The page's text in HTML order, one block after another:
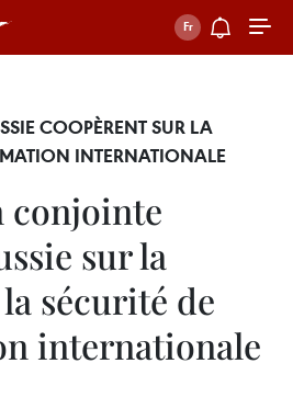
COOPÈRENT SUR LA
INTERNATIONALE
conjointe
sur la
sécurité de
internationale